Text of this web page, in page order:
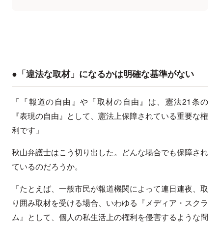
●「違法な取材」になるかは明確な基準がない
「『報道の自由』や『取材の自由』は、憲法21条の
『表現の自由』として、憲法上保障されている重要な権
利です」
秋山弁護士はこう切り出した。どんな場合でも保障され
ているのだろうか。
「たとえば、一般市民が報道機関によって連日連夜、取
り囲み取材を受ける場合、いわゆる『メディア・スクラ
ム』として、個人の私生活上の権利を侵害するような問